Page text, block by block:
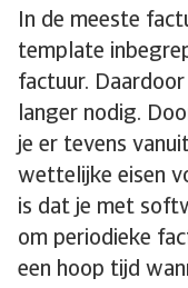
In de meeste
template
factuur.
langer nodig.
je er tevens
wettelijke eisen
is dat je met
om periodieke
een hoop tijd